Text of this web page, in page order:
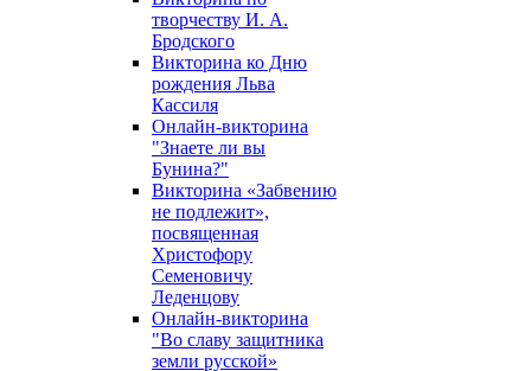
творчеству И. А.
Бродского
Викторина ко Дню
рождения Льва
Кассиля
Онлайн-викторина
"Знаете ли вы
Бунина?"
Викторина «Забвению
не подлежит»,
посвященная
Христофору
Семеновичу
Леденцову
Онлайн-викторина
"Во славу защитника
земли русской»